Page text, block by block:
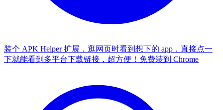
装个 APK Helper 扩展，逛网页时看到想下的 app，直接点一
下就能看到多平台下载链接，超方便！ 免费装到 Chrome